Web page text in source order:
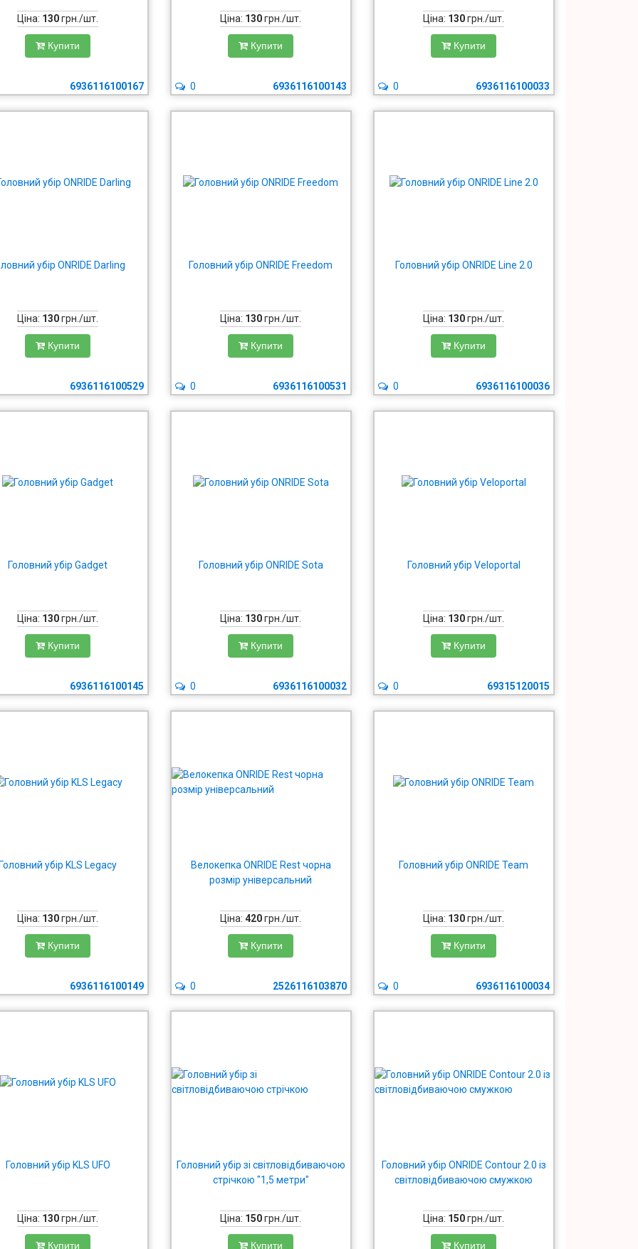
Ціна: 130грн./шт.
Купити
6936116100167
Ціна: 130грн./шт.
Купити
6936116100143
0
Ціна: 130грн./шт.
Купити
6936116100033
0
убір ONRIDE Darling
Ціна: 130грн./шт.
Купити
6936116100529
Головний убір ONRIDE Freedom
Ціна: 130грн./шт.
Купити
6936116100531
0
Головний убір ONRIDE Line 2.0
Ціна: 130грн./шт.
Купити
6936116100036
0
Головний убір Gadget
Ціна: 130грн./шт.
Купити
6936116100145
Головний убір ONRIDE Sota
Ціна: 130грн./шт.
Купити
6936116100032
0
Головний убір Veloportal
Ціна: 130грн./шт.
Купити
69315120015
0
убір KLS Legacy
Ціна: 130грн./шт.
Купити
6936116100149
Велокепка ONRIDE Rest чорна
розмір універсальний
Ціна:420грн./шт.
Купити
2526116103870
0
Головний убір ONRIDE Team
Ціна: 130грн./шт.
Купити
6936116100034
0
Головний убір KLS UFO
Ціна: 130грн./шт.
Купити
Головний убір зі світловідбиваючою
стрічкою "1,5 метри"
Ціна: 150грн./шт.
Купити
Головний убір ONRIDE Сontour 2.0 із
світловідбиваючою смужкою
Ціна: 150грн./шт.
Купити